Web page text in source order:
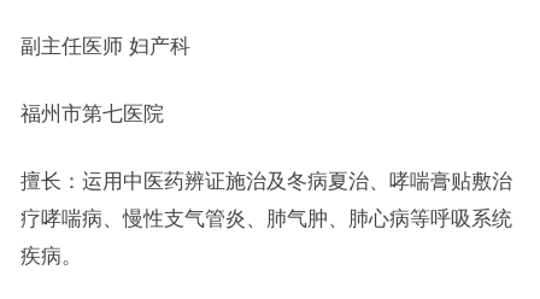
副主任医师 妇产科
福州市第七医院
擅长：运用中医药辨证施治及冬病夏治、哮喘膏贴敷治
疗哮喘病、慢性支气管炎、肺气肿、肺心病等呼吸系统
疾病。